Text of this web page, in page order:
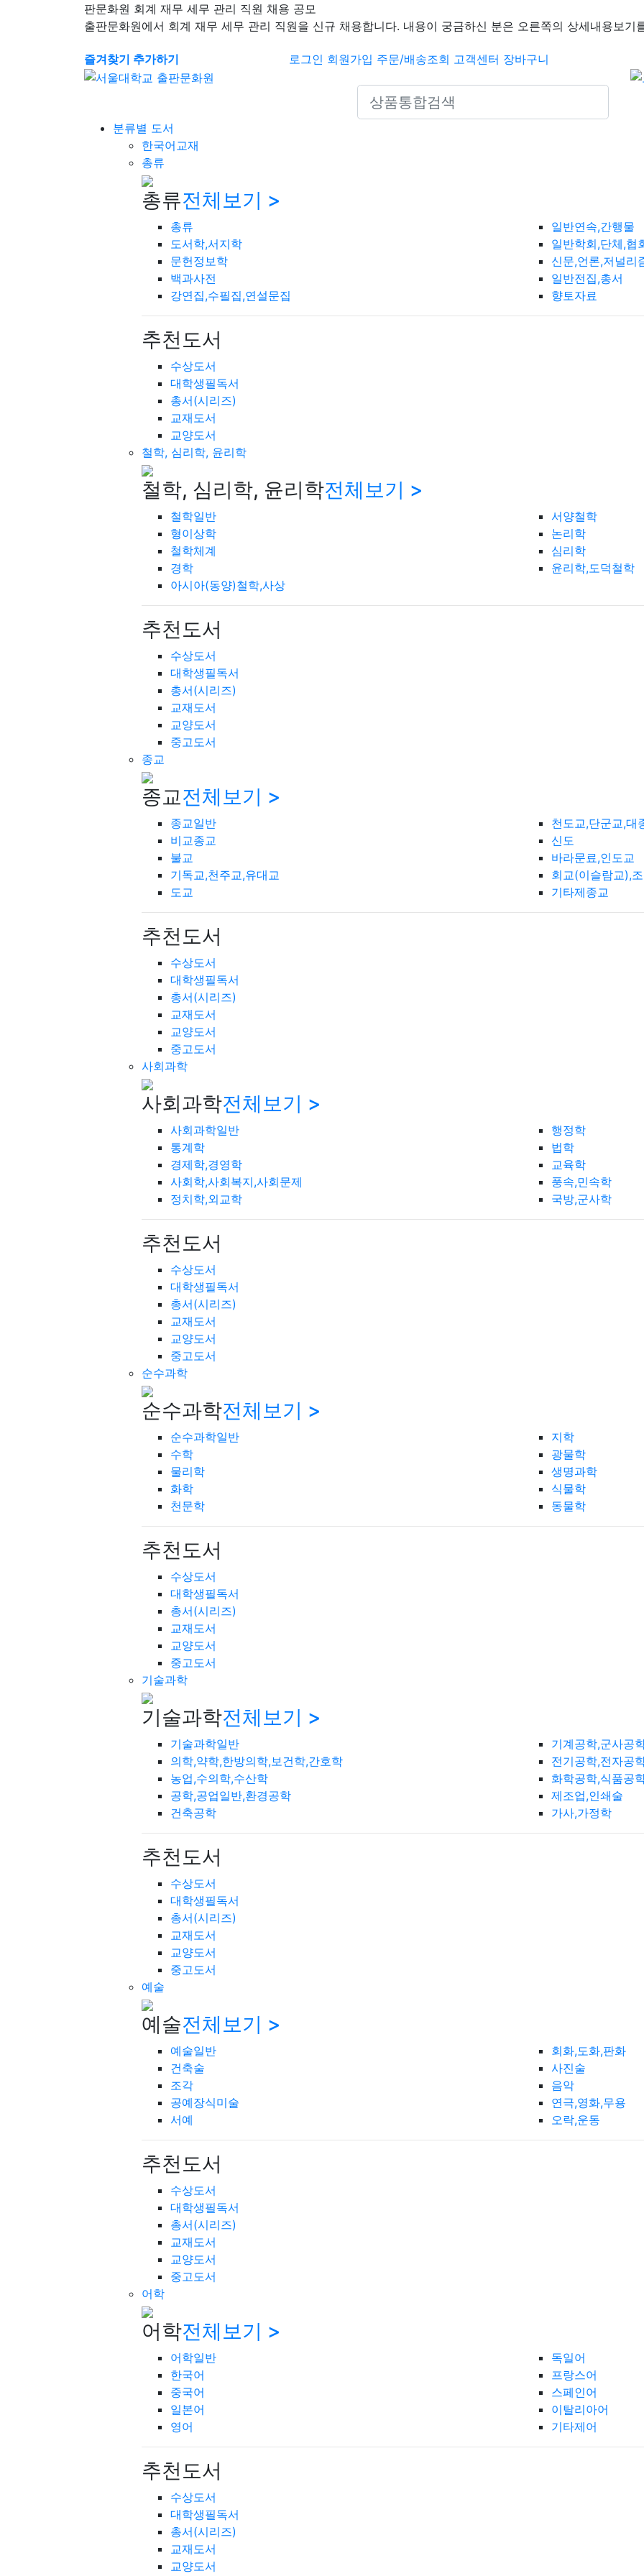
판문화원 회계 재무 세무 관리 직원 채용 공모
출판문화원에서 회계 재무 세무 관리 직원을 신규 채용합니다. 내용이 궁금하신 분은 오른쪽의 상세내용보기
즐겨찾기 추가하기 로그인 회원가입 주문/배송조회 고객센터 장바구니
Search icons
분류별 도서
한국어교재
총류
총류전체보기 >
총류
도서학,서지학
문헌정보학
백과사전
강연집,수필집,연설문집
일반연속,간행물
일반학회,단체,협
신문,언론,저널리
일반전집,총서
향토자료
추천도서
수상도서
대학생필독서
총서(시리즈)
교재도서
교양도서
철학, 심리학, 윤리학
철학, 심리학, 윤리학전체보기 >
철학일반
형이상학
철학체계
경학
아시아(동양)철학,사상
서양철학
논리학
심리학
윤리학,도덕철학
추천도서
수상도서
대학생필독서
총서(시리즈)
교재도서
교양도서
중고도서
종교
종교전체보기 >
종교일반
비교종교
불교
기독교,천주교,유대교
도교
천도교,단군교,대
신도
바라문료,인도교
회교(이슬람교),
기타제종교
추천도서
수상도서
대학생필독서
총서(시리즈)
교재도서
교양도서
중고도서
사회과학
사회과학전체보기 >
사회과학일반
통계학
경제학,경영학
사회학,사회복지,사회문제
정치학,외교학
행정학
법학
교육학
풍속,민속학
국방,군사학
추천도서
수상도서
대학생필독서
총서(시리즈)
교재도서
교양도서
중고도서
순수과학
순수과학전체보기 >
순수과학일반
수학
물리학
화학
천문학
지학
광물학
생명과학
식물학
동물학
추천도서
수상도서
대학생필독서
총서(시리즈)
교재도서
교양도서
중고도서
기술과학
기술과학전체보기 >
기술과학일반
의학,약학,한방의학,보건학,간호학
농업,수의학,수산학
공학,공업일반,환경공학
건축공학
기계공학,군사공
전기공학,전자공
화학공학,식품공
제조업,인쇄술
가사,가정학
추천도서
수상도서
대학생필독서
총서(시리즈)
교재도서
교양도서
중고도서
예술
예술전체보기 >
예술일반
건축술
조각
공예장식미술
서예
회화,도화,판화
사진술
음악
연극,영화,무용
오락,운동
추천도서
수상도서
대학생필독서
총서(시리즈)
교재도서
교양도서
중고도서
어학
어학전체보기 >
어학일반
한국어
중국어
일본어
영어
독일어
프랑스어
스페인어
이탈리아어
기타제어
추천도서
수상도서
대학생필독서
총서(시리즈)
교재도서
교양도서